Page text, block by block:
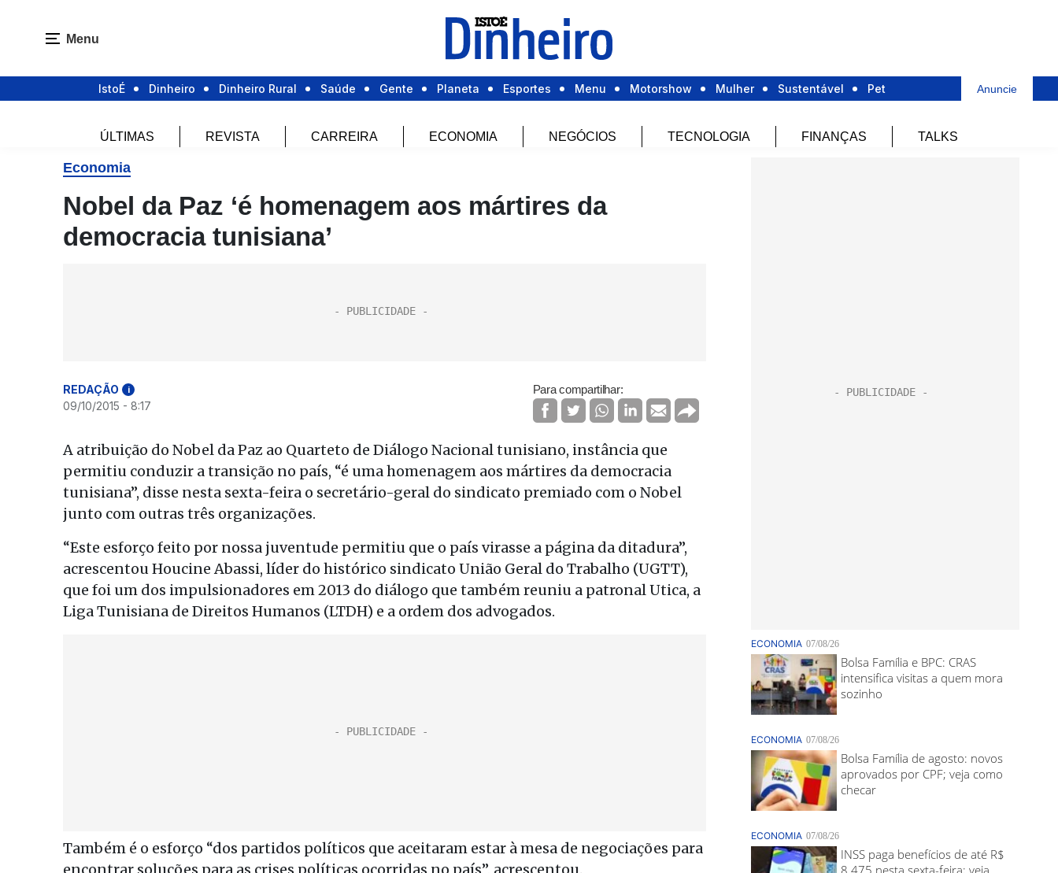
Menu
IstoÉ Dinheiro Dinheiro Rural Saúde Gente Planeta Esportes Menu Motorshow Mulher Sustentável Pet Anuncie
ÚLTIMAS REVISTA CARREIRA ECONOMIA NEGÓCIOS TECNOLOGIA FINANÇAS TALKS
Economia
Nobel da Paz ‘é homenagem aos mártires da
democracia tunisiana’
REDAÇÃO i
09/10/2015 - 8:17
Para compartilhar:
A atribuição do Nobel da Paz ao Quarteto de Diálogo Nacional tunisiano, instância que
permitiu conduzir a transição no país, “é uma homenagem aos mártires da democracia
tunisiana”, disse nesta sexta-feira o secretário-geral do sindicato premiado com o Nobel
junto com outras três organizações.
“Este esforço feito por nossa juventude permitiu que o país virasse a página da ditadura”,
acrescentou Houcine Abassi, líder do histórico sindicato União Geral do Trabalho (UGTT),
que foi um dos impulsionadores em 2013 do diálogo que também reuniu a patronal Utica, a
Liga Tunisiana de Direitos Humanos (LTDH) e a ordem dos advogados.
Também é o esforço “dos partidos políticos que aceitaram estar à mesa de negociações para